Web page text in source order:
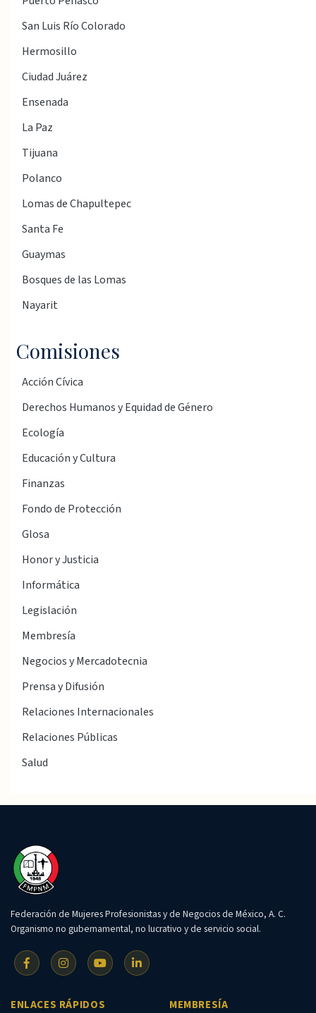
San Luis Río Colorado
Hermosillo
Ciudad Juárez
Ensenada
La Paz
Tijuana
Polanco
Lomas de Chapultepec
Santa Fe
Guaymas
Bosques de las Lomas
Nayarit
Comisiones
Acción Cívica
Derechos Humanos y Equidad de Género
Ecología
Educación y Cultura
Finanzas
Fondo de Protección
Glosa
Honor y Justicia
Informática
Legislación
Membresía
Negocios y Mercadotecnia
Prensa y Difusión
Relaciones Internacionales
Relaciones Públicas
Salud
Federación de Mujeres Profesionistas y de Negocios de México, A. C.
Organismo no gubernamental, no lucrativo y de servicio social.
ENLACES RÁPIDOS MEMBRESÍA